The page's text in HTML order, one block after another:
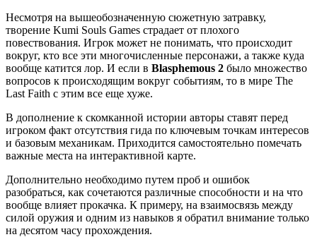
Несмотря на вышеобозначенную сюжетную затравку,
творение Kumi Souls Games страдает от плохого
повествования. Игрок может не понимать, что происходит
вокруг, кто все эти многочисленные персонажи, а также куда
вообще катится лор. И если в Blasphemous 2 было множество
вопросов к происходящим вокруг событиям, то в мире The
Last Faith с этим все еще хуже.
В дополнение к скомканной истории авторы ставят перед
игроком факт отсутствия гида по ключевым точкам интересов
и базовым механикам. Приходится самостоятельно помечать
важные места на интерактивной карте.
Дополнительно необходимо путем проб и ошибок
разобраться, как сочетаются различные способности и на что
вообще влияет прокачка. К примеру, на взаимосвязь между
силой оружия и одним из навыков я обратил внимание только
на десятом часу прохождения.